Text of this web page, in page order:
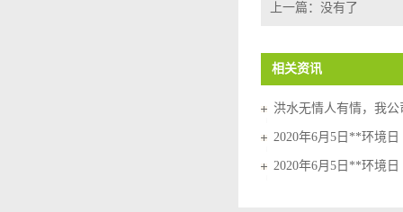
上一篇： 没有了
相关资讯
洪水无情人有情，我
2020年6月5日**环境
2020年6月5日**环境